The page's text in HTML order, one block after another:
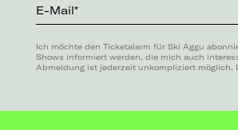
E-Mail*
Ich möchte den Ticketalarm für Ski Aggu
Shows informiert werden, die mich auch
Abmeldung ist jederzeit unkompliziert